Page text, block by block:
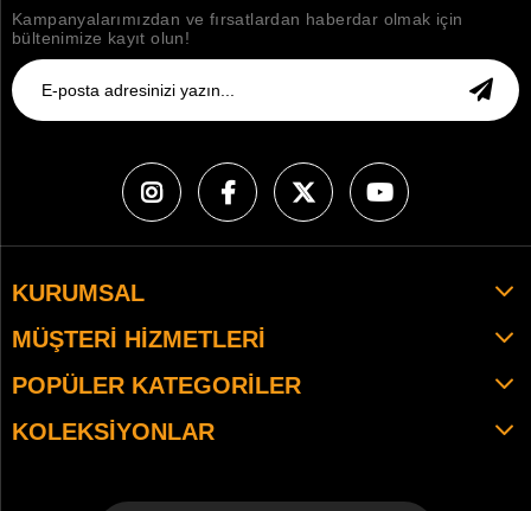
Kampanyalarımızdan ve fırsatlardan haberdar olmak için
bültenimize kayıt olun!
KURUMSAL
MÜŞTERI HIZMETLERI
POPÜLER KATEGORILER
KOLEKSIYONLAR